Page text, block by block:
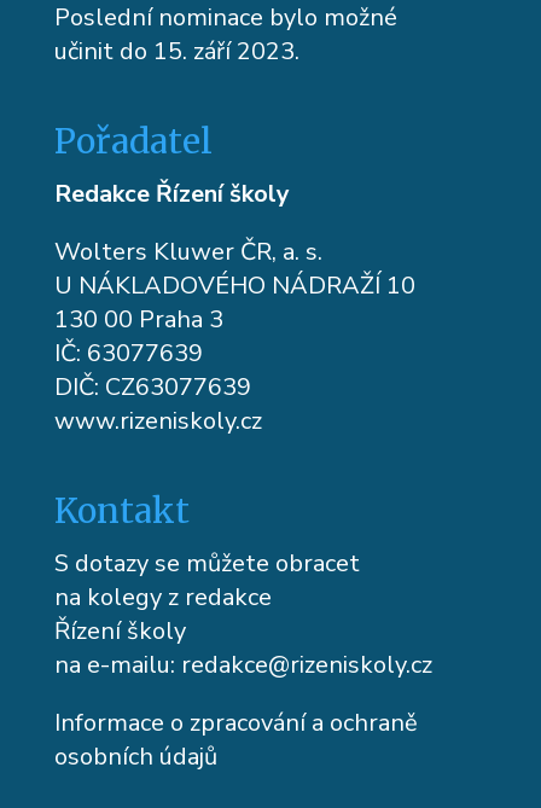
Poslední nominace bylo možné
učinit do 15. září 2023.
Pořadatel
Redakce Řízení školy
Wolters Kluwer ČR, a. s.
U NÁKLADOVÉHO NÁDRAŽÍ 10
130 00 Praha 3
IČ: 63077639
DIČ: CZ63077639
www.rizeniskoly.cz
Kontakt
S dotazy se můžete obracet
na kolegy z redakce
Řízení školy
na e-mailu: redakce@rizeniskoly.cz
Informace o zpracování a ochraně
osobních údajů